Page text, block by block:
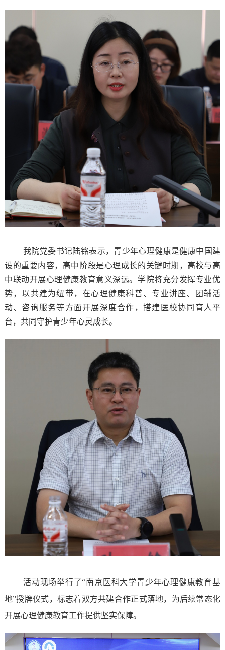
我院党委书记陆铭表示，青少年心理健康是健康中国建
设的重要内容，高中阶段是心理成长的关键时期，高校与高
中联动开展心理健康教育意义深远。学院将充分发挥专业优
势，以共建为纽带，在心理健康科普、专业讲座、团辅活
动、咨询服务等方面开展深度合作，搭建医校协同育人平
台，共同守护青少年心灵成长。
活动现场举行了“南京医科大学青少年心理健康教育基
地”授牌仪式，标志着双方共建合作正式落地，为后续常态化
开展心理健康教育工作提供坚实保障。